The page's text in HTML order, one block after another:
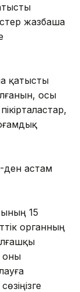
жазбаша
қатысты
осы
ден астам
15
органның
оны